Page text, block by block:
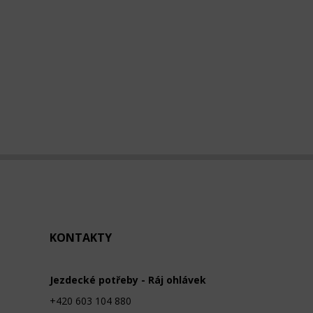
KONTAKTY
Jezdecké potřeby - Ráj ohlávek
+420 603 104 880